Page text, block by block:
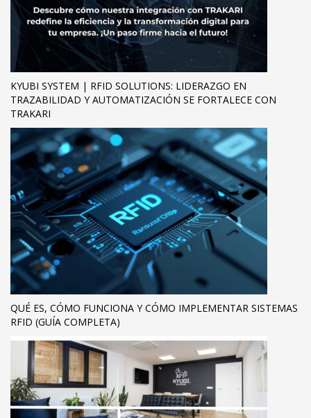
KYUBI SYSTEM | RFID SOLUTIONS: LIDERAZGO EN
TRAZABILIDAD Y AUTOMATIZACIÓN SE FORTALECE CON
TRAKARI
QUÉ ES, CÓMO FUNCIONA Y CÓMO IMPLEMENTAR SISTEMAS
RFID (GUÍA COMPLETA)